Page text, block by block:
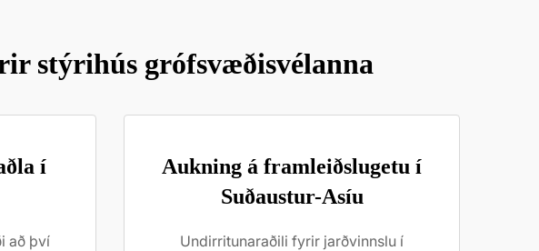
stýrihús grófsvæðisvélanna
í
að því
Aukning á framleiðslugetu í
Suðaustur-Asíu
Undirritunaraðili fyrir jarðvinnslu í